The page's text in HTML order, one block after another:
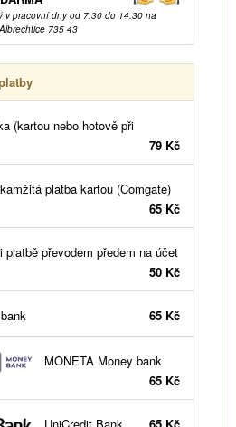
v pracovní dny od 7:30 do 14:30 na
735 43
(kartou nebo hotově při
79 Kč
platba kartou (Comgate)
65 Kč
platbě převodem předem na účet
50 Kč
65 Kč
MONETA Money bank
65 Kč